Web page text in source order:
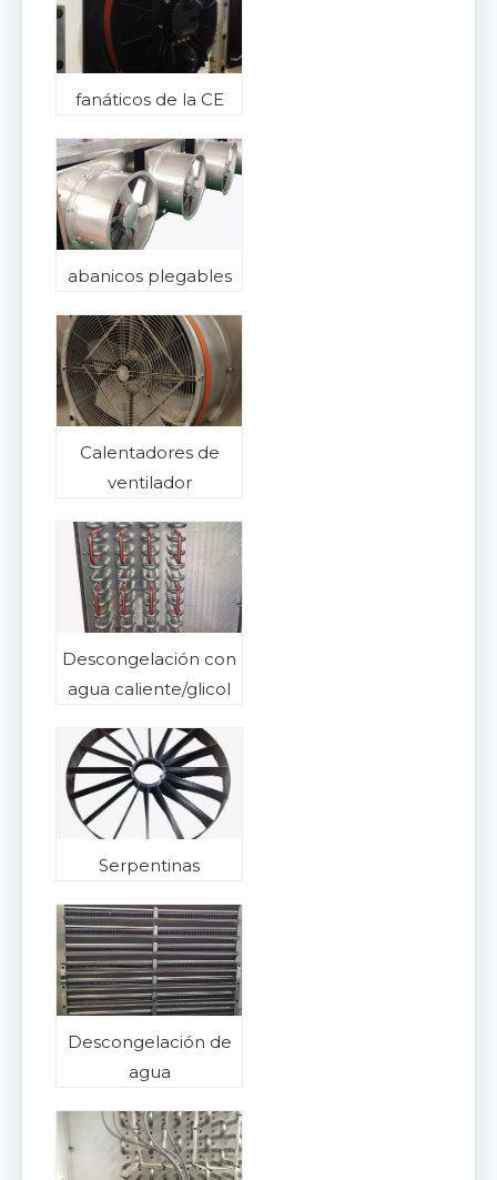
fanáticos de la CE
abanicos plegables
Calentadores de
ventilador
Descongelación con
agua caliente/glicol
Serpentinas
Descongelación de
agua